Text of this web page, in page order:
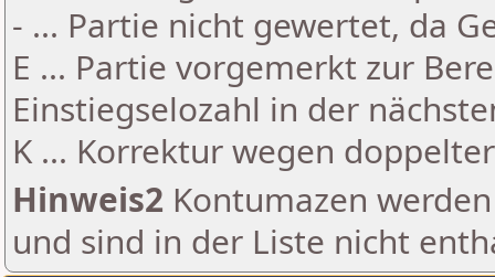
- ... Partie nicht gewertet, da
E ... Partie vorgemerkt zur
Einstiegselozahl in der
K ... Korrektur wegen
Hinweis2 Kontumazen
und sind in der Liste nicht